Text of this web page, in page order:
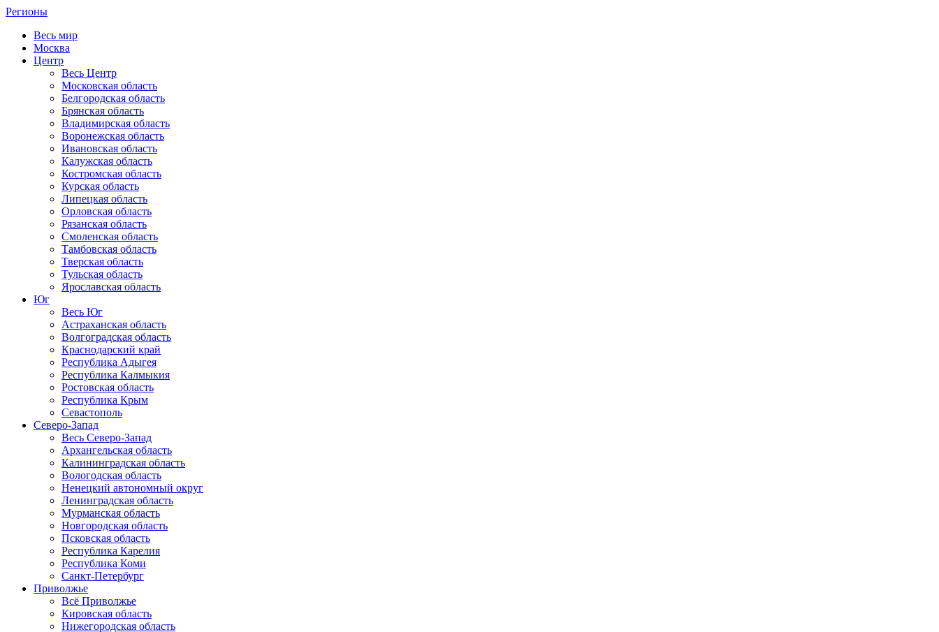
Регионы
Весь мир
Москва
Центр
Весь Центр
Московская область
Белгородская область
Брянская область
Владимирская область
Воронежская область
Ивановская область
Калужская область
Костромская область
Курская область
Липецкая область
Орловская область
Рязанская область
Смоленская область
Тамбовская область
Тверская область
Тульская область
Ярославская область
Юг
Весь Юг
Астраханская область
Волгоградская область
Краснодарский край
Республика Адыгея
Республика Калмыкия
Ростовская область
Республика Крым
Севастополь
Северо-Запад
Весь Северо-Запад
Архангельская область
Калининградская область
Вологодская область
Ненецкий автономный округ
Ленинградская область
Мурманская область
Новгородская область
Псковская область
Республика Карелия
Республика Коми
Санкт-Петербург
Приволжье
Всё Приволжье
Кировская область
Нижегородская область